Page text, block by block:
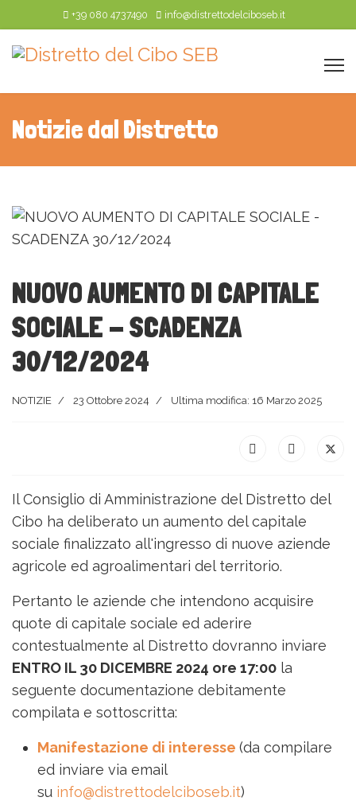
+39 080 4737490 info@distrettodelciboseb.it
Notizie dal Distretto
NUOVO AUMENTO DI CAPITALE
SOCIALE - SCADENZA
30/12/2024
NOTIZIE 23 Ottobre 2024 Ultima modifica: 16 Marzo 2025
Il Consiglio di Amministrazione del Distretto del
Cibo ha deliberato un aumento del capitale
sociale finalizzato all'ingresso di nuove aziende
agricole ed agroalimentari del territorio.
Pertanto le aziende che intendono acquisire
quote di capitale sociale ed aderire
contestualmente al Distretto dovranno inviare
ENTRO IL 30 DICEMBRE 2024 ore 17:00 la
seguente documentazione debitamente
compilata e sottoscritta:
Manifestazione di interesse (da compilare
ed inviare via email
su info@distrettodelciboseb.it)